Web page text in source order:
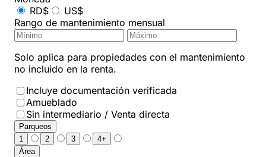
RD$
US$
Rango de mantenimiento mensual
Solo aplica para propiedades con el mantenimiento
no incluido en la renta.
Incluye documentación verificada
Amueblado
Sin intermediario / Venta directa
Parqueos
1
2 3
4+
Área